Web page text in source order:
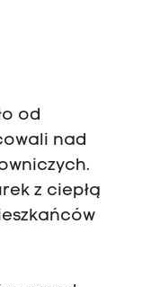
od
nad
z ciepłą